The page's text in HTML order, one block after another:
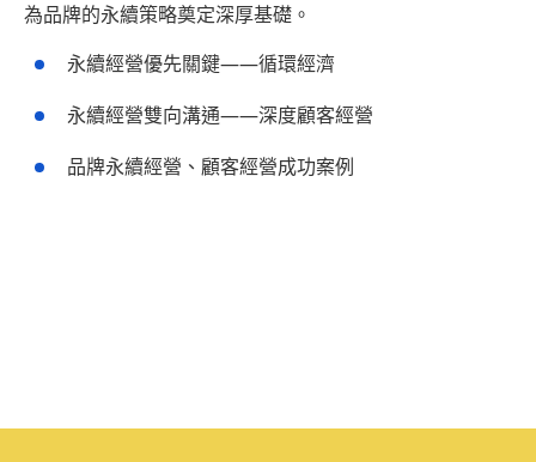
為品牌的永續策略奠定深厚基礎。
永續經營優先關鍵——循環經濟
永續經營雙向溝通——深度顧客經營
品牌永續經營、顧客經營成功案例